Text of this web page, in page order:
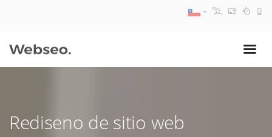
Rediseno de sitio web
09:30 AM A 18:30 PM